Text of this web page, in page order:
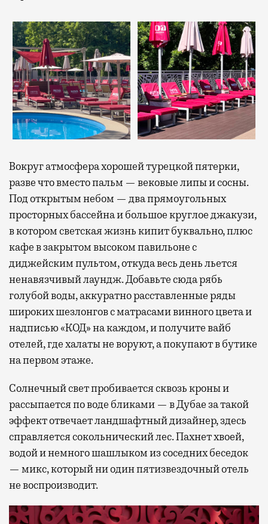
Вокруг атмосфера хорошей турецкой пятерки,
разве что вместо пальм — вековые липы и сосны.
Под открытым небом — два прямоугольных
просторных бассейна и большое круглое джакузи,
в котором светская жизнь кипит буквально, плюс
кафе в закрытом высоком павильоне с
диджейским пультом, откуда весь день льется
ненавязчивый лаундж. Добавьте сюда рябь
голубой воды, аккуратно расставленные ряды
широких шезлонгов с матрасами винного цвета и
надписью «КОД» на каждом, и получите вайб
отелей, где халаты не воруют, а покупают в бутике
на первом этаже.
Солнечный свет пробивается сквозь кроны и
рассыпается по воде бликами — в Дубае за такой
эффект отвечает ландшафтный дизайнер, здесь
справляется сокольнический лес. Пахнет хвоей,
водой и немного шашлыком из соседних беседок
— микс, который ни один пятизвездочный отель
не воспроизводит.